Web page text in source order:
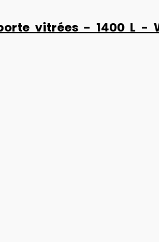
vitrées - 1400 L -